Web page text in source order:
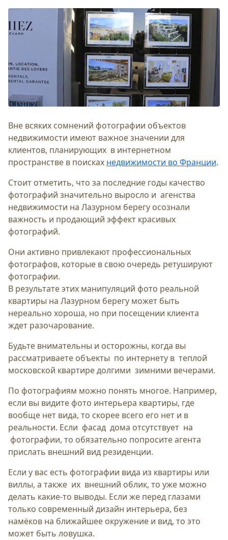
Вне всяких сомнений фотографии объектов
недвижимости имеют важное значении для
клиентов, планирующих в интернетном
пространстве в поисках недвижимости во Франции.
Стоит отметить, что за последние годы качество
фотографий значительно выросло и агенства
недвижимости на Лазурном берегу осознали
важность и продающий эффект красивых
фотографий.
Они активно привлекают профессиональных
фотографов, которые в свою очередь ретушируют
фотографии.
В результате этих манипуляций фото реальной
квартиры на Лазурном берегу может быть
нереально хороша, но при посещении клиента
ждет разочарование.
Будьте внимательны и осторожны, когда вы
рассматриваете объекты по интернету в теплой
московской квартире долгими зимними вечерами.
По фотографиям можно понять многое. Например,
если вы видите фото интерьера квартиры, где
вообще нет вида, то скорее всего его нет и в
реальности. Если фасад дома отсутствует на
фотографии, то обязательно попросите агента
прислать внешний вид резиденции.
Если у вас есть фотографии вида из квартиры или
виллы, а также их внешний облик, то уже можно
делать какие-то выводы. Если же перед глазами
только современный дизайн интерьера, без
намёков на ближайшее окружение и вид, то это
может быть ловушка.